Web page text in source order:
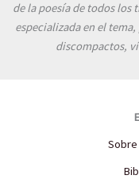
de la poesía de todos los
especializada en el
discompactos,
Sobre